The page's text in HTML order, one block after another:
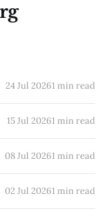
24 Jul 20261 min read
15 Jul 20261 min read
08 Jul 20261 min read
02 Jul 20261 min read